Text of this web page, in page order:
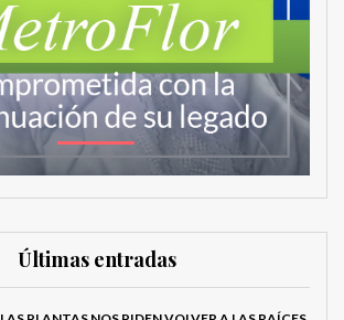
Últimas entradas